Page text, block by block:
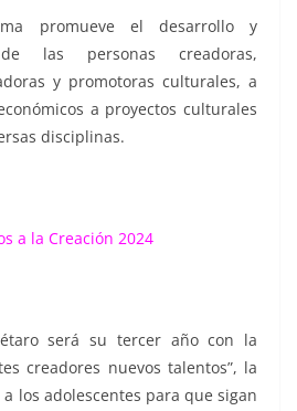
promueve el desarrollo y
de las personas creadoras,
y promotoras culturales, a
a proyectos culturales
disciplinas.
a la Creación 2024
será su tercer año con la
creadores nuevos talentos”, la
los adolescentes para que sigan